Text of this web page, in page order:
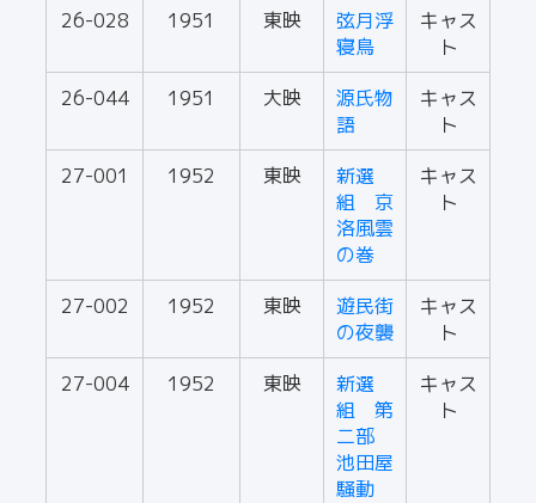
26-028
1951 東映
弦月浮
寝鳥
キャス
ト
26-044
1951 大映
源氏物
語
キャス
ト
27-001
1952 東映
新選
組 京
洛風雲
の巻
キャス
ト
27-002 1952 東映
遊民街
の夜襲
キャス
ト
27-004
1952 東映
新選
組 第
二部
池田屋
騒動
キャス
ト